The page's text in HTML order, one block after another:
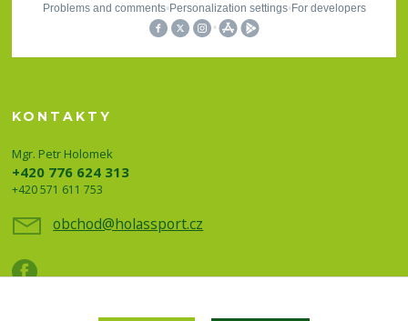
KONTAKTY
Mgr. Petr Holomek
+420 776 624 313
+420 571 611 753
obchod@holassport.cz